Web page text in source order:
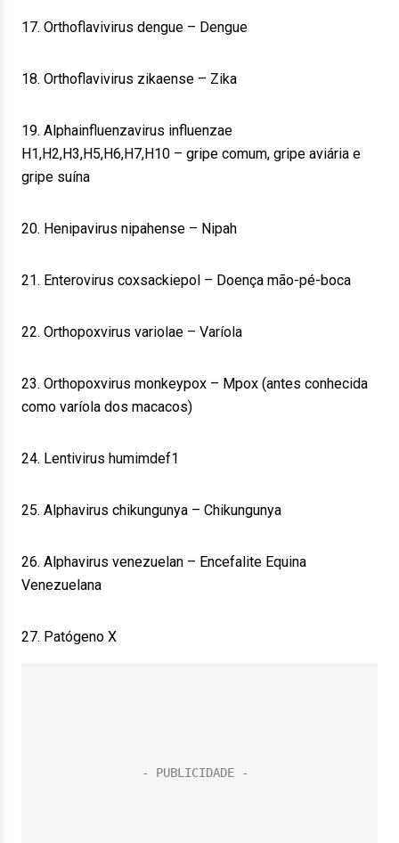
17. Orthoflavivirus dengue – Dengue
18. Orthoflavivirus zikaense – Zika
19. Alphainfluenzavirus influenzae
H1,H2,H3,H5,H6,H7,H10 – gripe comum, gripe aviária e
gripe suína
20. Henipavirus nipahense – Nipah
21. Enterovirus coxsackiepol – Doença mão-pé-boca
22. Orthopoxvirus variolae – Varíola
23. Orthopoxvirus monkeypox – Mpox (antes conhecida
como varíola dos macacos)
24. Lentivirus humimdef1
25. Alphavirus chikungunya – Chikungunya
26. Alphavirus venezuelan – Encefalite Equina
Venezuelana
27. Patógeno X